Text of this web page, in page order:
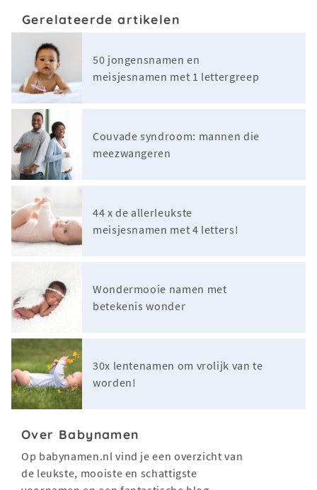
Gerelateerde artikelen
50 jongensnamen en
meisjesnamen met 1 lettergreep
Couvade syndroom: mannen die
meezwangeren
44 x de allerleukste
meisjesnamen met 4 letters!
Wondermooie namen met
betekenis wonder
30x lentenamen om vrolijk van te
worden!
Over Babynamen
Op babynamen.nl vind je een overzicht van
de leukste, mooiste en schattigste